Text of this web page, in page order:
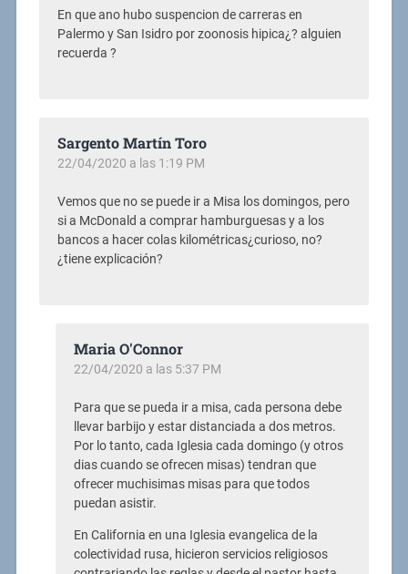
En que ano hubo suspencion de carreras en
Palermo y San Isidro por zoonosis hipica¿? alguien
recuerda ?
Sargento Martín Toro
22/04/2020 a las 1:19 PM
Vemos que no se puede ir a Misa los domingos, pero
si a McDonald a comprar hamburguesas y a los
bancos a hacer colas kilométricas¿curioso, no?
¿tiene explicación?
Maria O'Connor
22/04/2020 a las 5:37 PM
Para que se pueda ir a misa, cada persona debe
llevar barbijo y estar distanciada a dos metros.
Por lo tanto, cada Iglesia cada domingo (y otros
dias cuando se ofrecen misas) tendran que
ofrecer muchisimas misas para que todos
puedan asistir.
En California en una Iglesia evangelica de la
colectividad rusa, hicieron servicios religiosos